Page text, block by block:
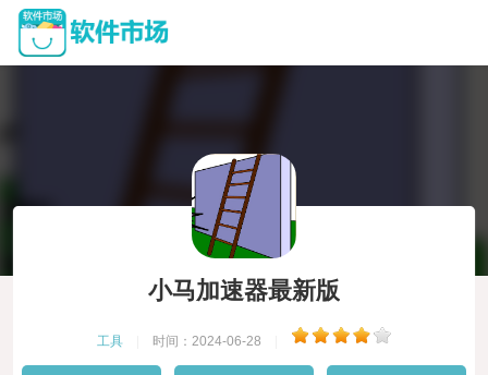
小马加速器最新版
工具 时间：2024-06-28